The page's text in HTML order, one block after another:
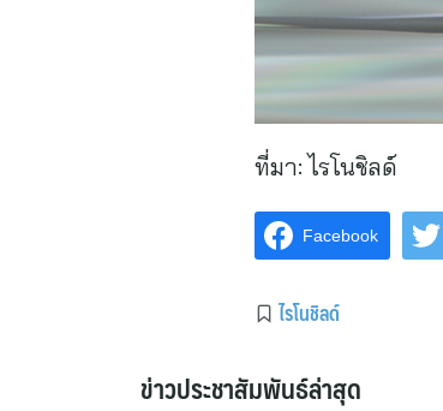
ที่มา: ไรโนชิลด์
Facebook
ไรโนชิลด์
ข่าวประชาสัมพันธ์ล่าสุด